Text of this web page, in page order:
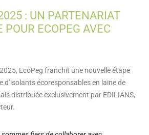
: UN PARTENARIAT
POUR ECOPEG AVEC
EcoPeg franchit une nouvelle étape
d’isolants écoresponsables en laine de
distribuée exclusivement par EDILIANS,